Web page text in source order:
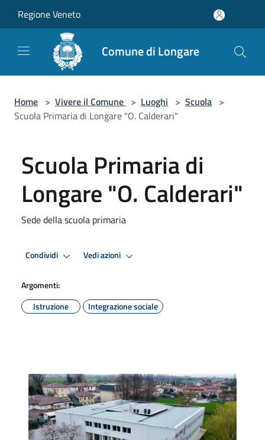
Regione Veneto
Comune di Longare
Home > Vivere il Comune > Luoghi > Scuola >
Scuola Primaria di Longare "O. Calderari"
Scuola Primaria di
Longare "O. Calderari"
Sede della scuola primaria
Condividi Vedi azioni
Argomenti:
Istruzione
Integrazione sociale